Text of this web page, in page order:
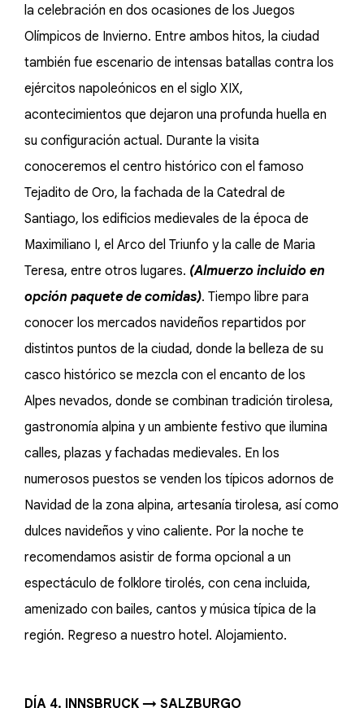
la celebración en dos ocasiones de los Juegos
Olímpicos de Invierno. Entre ambos hitos, la ciudad
también fue escenario de intensas batallas contra los
ejércitos napoleónicos en el siglo XIX,
acontecimientos que dejaron una profunda huella en
su configuración actual. Durante la visita
conoceremos el centro histórico con el famoso
Tejadito de Oro, la fachada de la Catedral de
Santiago, los edificios medievales de la época de
Maximiliano I, el Arco del Triunfo y la calle de Maria
Teresa, entre otros lugares. (Almuerzo incluido en
opción paquete de comidas). Tiempo libre para
conocer los mercados navideños repartidos por
distintos puntos de la ciudad, donde la belleza de su
casco histórico se mezcla con el encanto de los
Alpes nevados, donde se combinan tradición tirolesa,
gastronomía alpina y un ambiente festivo que ilumina
calles, plazas y fachadas medievales. En los
numerosos puestos se venden los típicos adornos de
Navidad de la zona alpina, artesanía tirolesa, así como
dulces navideños y vino caliente. Por la noche te
recomendamos asistir de forma opcional a un
espectáculo de folklore tirolés, con cena incluida,
amenizado con bailes, cantos y música típica de la
región. Regreso a nuestro hotel. Alojamiento.
DÍA 4. INNSBRUCK → SALZBURGO